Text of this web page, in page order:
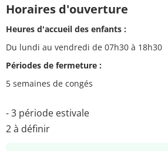
Horaires d'ouverture
Heures d'accueil des enfants :
Du lundi au vendredi de 07h30 à 18h30
Périodes de fermeture :
5 semaines de congés
- 3 période estivale
2 à définir